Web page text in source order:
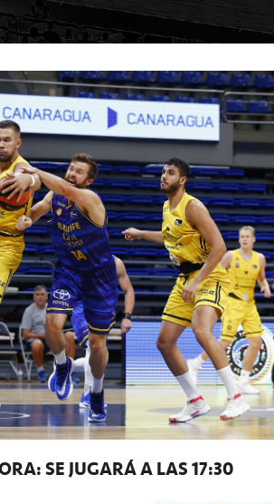
SE JUGARÁ A LAS 17:30